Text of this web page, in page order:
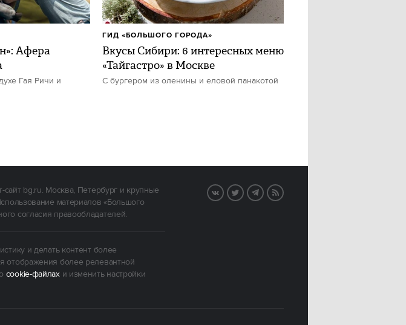
Афера
Гая Ричи и
Вкусы Сибири: 6 интересных меню
«Тайгастро» в Москве
С бургером из оленины и еловой панакотой
ГИД «БОЛЬШОГО ГОРОДА»
bg.ru. Москва, Петербург и крупные
материалов «Большого
согласия правообладателей.
и делать контент более
отображения более релевантной
cookie-файлахи изменить настройки
VK TwitterTelegram
RSS